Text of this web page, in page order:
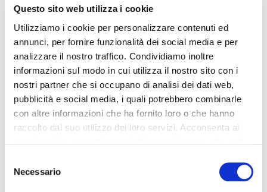
Questo sito web utilizza i cookie
Utilizziamo i cookie per personalizzare contenuti ed
annunci, per fornire funzionalità dei social media e per
analizzare il nostro traffico. Condividiamo inoltre
informazioni sul modo in cui utilizza il nostro sito con i
nostri partner che si occupano di analisi dei dati web,
pubblicità e social media, i quali potrebbero combinarle
con altre informazioni che ha fornito loro o che hanno
raccolto dal suo utilizzo dei loro servizi. Acconsenta ai
delNecessario